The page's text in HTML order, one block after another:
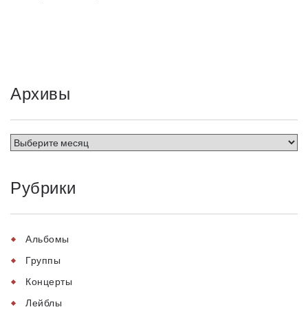
Архивы
Рубрики
Альбомы
Группы
Концерты
Лейблы